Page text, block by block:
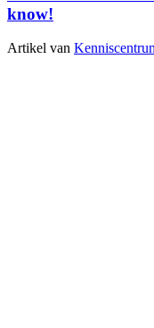
know!
Artikel van